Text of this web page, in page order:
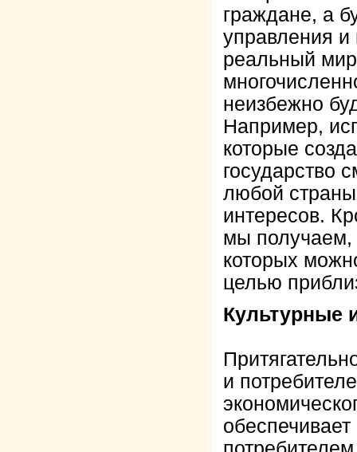
граждане, а
управления и
реальный
неизбежно
Например,
которые
государство
любой
интересов.
мы получаем,
которых
целью
Культурные
и